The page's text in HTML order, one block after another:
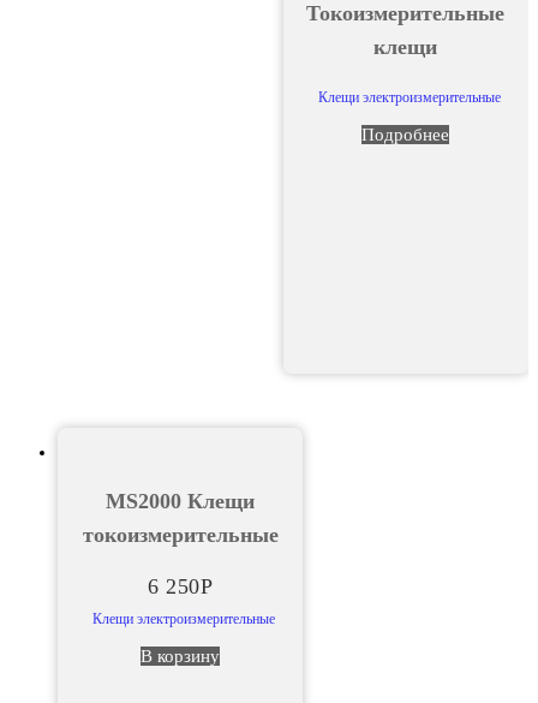
Токоизмерительные
клещи
Клещи электроизмерительные
Подробнее
MS2000 Клещи
токоизмерительные
6 250Р
Клещи электроизмерительные
В корзину